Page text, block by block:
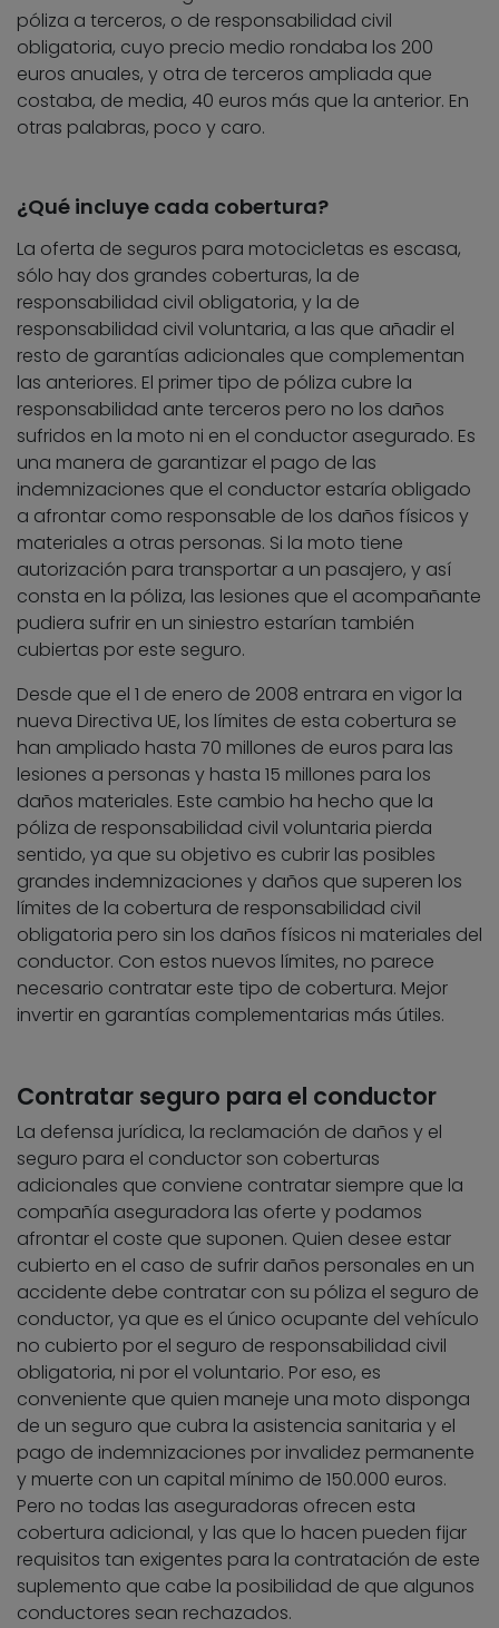
póliza a terceros, o de responsabilidad civil
obligatoria, cuyo precio medio rondaba los 200
euros anuales, y otra de terceros ampliada que
costaba, de media, 40 euros más que la anterior. En
otras palabras, poco y caro.
¿Qué incluye cada cobertura?
La oferta de seguros para motocicletas es escasa,
sólo hay dos grandes coberturas, la de
responsabilidad civil obligatoria, y la de
responsabilidad civil voluntaria, a las que añadir el
resto de garantías adicionales que complementan
las anteriores. El primer tipo de póliza cubre la
responsabilidad ante terceros pero no los daños
sufridos en la moto ni en el conductor asegurado. Es
una manera de garantizar el pago de las
indemnizaciones que el conductor estaría obligado
a afrontar como responsable de los daños físicos y
materiales a otras personas. Si la moto tiene
autorización para transportar a un pasajero, y así
consta en la póliza, las lesiones que el acompañante
pudiera sufrir en un siniestro estarían también
cubiertas por este seguro.
Desde que el 1 de enero de 2008 entrara en vigor la
nueva Directiva UE, los límites de esta cobertura se
han ampliado hasta 70 millones de euros para las
lesiones a personas y hasta 15 millones para los
daños materiales. Este cambio ha hecho que la
póliza de responsabilidad civil voluntaria pierda
sentido, ya que su objetivo es cubrir las posibles
grandes indemnizaciones y daños que superen los
límites de la cobertura de responsabilidad civil
obligatoria pero sin los daños físicos ni materiales del
conductor. Con estos nuevos límites, no parece
necesario contratar este tipo de cobertura. Mejor
invertir en garantías complementarias más útiles.
Contratar seguro para el conductor
La defensa jurídica, la reclamación de daños y el
seguro para el conductor son coberturas
adicionales que conviene contratar siempre que la
compañía aseguradora las oferte y podamos
afrontar el coste que suponen. Quien desee estar
cubierto en el caso de sufrir daños personales en un
accidente debe contratar con su póliza el seguro de
conductor, ya que es el único ocupante del vehículo
no cubierto por el seguro de responsabilidad civil
obligatoria, ni por el voluntario. Por eso, es
conveniente que quien maneje una moto disponga
de un seguro que cubra la asistencia sanitaria y el
pago de indemnizaciones por invalidez permanente
y muerte con un capital mínimo de 150.000 euros.
Pero no todas las aseguradoras ofrecen esta
cobertura adicional, y las que lo hacen pueden fijar
requisitos tan exigentes para la contratación de este
suplemento que cabe la posibilidad de que algunos
conductores sean rechazados.